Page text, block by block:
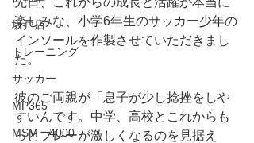
坂戸店
トレーニング
サッカー
MP365
MSM・4000
楽しみな、小学6年生のサッカー少年の
インソールを作製させていただきまし
た。
彼のご両親が「息子が少し捻挫をしや
すいんです。中学、高校とこれからも
っとプレーが激しくなるのを見据え